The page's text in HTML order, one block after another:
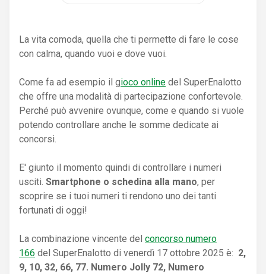
La vita comoda, quella che ti permette di fare le cose
con calma, quando vuoi e dove vuoi.
Come fa ad esempio il gioco online del SuperEnalotto
che offre una modalità di partecipazione confortevole.
Perché può avvenire ovunque, come e quando si vuole
potendo controllare anche le somme dedicate ai
concorsi.
E' giunto il momento quindi di controllare i numeri
usciti. Smartphone o schedina alla mano, per
scoprire se i tuoi numeri ti rendono uno dei tanti
fortunati di oggi!
La combinazione vincente del concorso numero
166 del SuperEnalotto di venerdì 17 ottobre 2025 è: 2,
9, 10, 32, 66, 77. Numero Jolly 72, Numero